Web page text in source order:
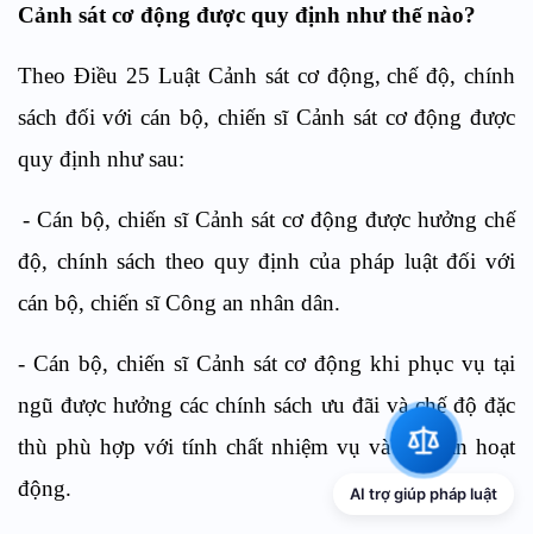
Cảnh sát cơ động được quy định như thế nào?
Theo Điều 25 Luật Cảnh sát cơ động, chế độ, chính
sách đối với cán bộ, chiến sĩ Cảnh sát cơ động được
quy định như sau:
- Cán bộ, chiến sĩ Cảnh sát cơ động được hưởng chế
độ, chính sách theo quy định của pháp luật đối với
cán bộ, chiến sĩ Công an nhân dân.
- Cán bộ, chiến sĩ Cảnh sát cơ động khi phục vụ tại
ngũ được hưởng các chính sách ưu đãi và chế độ đặc
thù phù hợp với tính chất nhiệm vụ và địa bàn hoạt
động.
AI trợ giúp pháp luật